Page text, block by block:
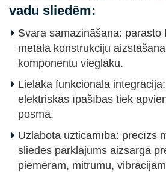
vadu sliedēm:
Svara samazināšana: parasto
metāla konstrukciju
komponentu vieglāku.
Lielāka funkcionālā
elektriskās īpašības tiek
posmā.
Uzlabota uzticamība: precīzs
sliedes pārklājums aizsargā
piemēram, mitrumu,